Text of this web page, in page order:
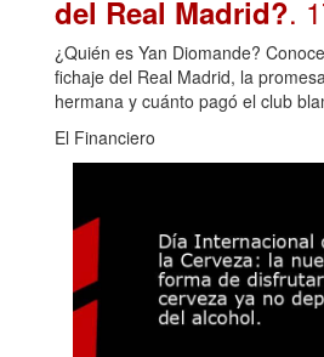
del Real Madrid?.
¿Quién es Yan Diomande?
fichaje del Real Madrid, la
hermana y cuánto pagó el club
El Financiero